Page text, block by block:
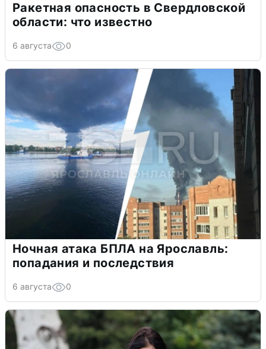
Ракетная опасность в Свердловской
области: что известно
6 августа 0
Ночная атака БПЛА на Ярославль:
попадания и последствия
6 августа 0